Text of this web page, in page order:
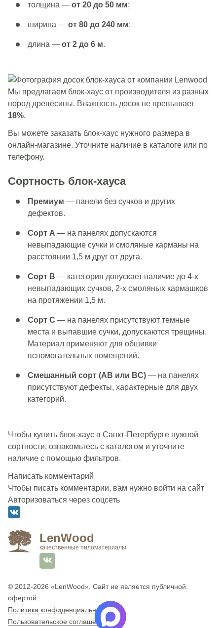
толщина — от 20 до 50 мм;
ширина — от 80 до 240 мм;
длина — от 2 до 6 м.
Мы предлагаем блок-хаус от производителя из разных
пород древесины. Влажность досок не превышает
18%.
Вы можете заказать блок-хаус нужного размера в
онлайн-магазине. Уточните наличие в каталоге или по
телефону.
Сортность блок-хауса
Премиум — панели без сучков и других
дефектов.
Сорт A — на панелях допускаются
невыпадающие сучки и смоляные карманы на
расстоянии 1,5 м друг от друга.
Сорт B — категория допускает наличие до 4-х
невыпадающих сучков, 2-х смоляных кармашков
на протяжении 1,5 м.
Сорт C — на панелях присутствуют темные
места и выпавшие сучки, допускаются трещины.
Материал применяют для обшивки
вспомогательных помещений.
Смешанный сорт (AB или BC) — на панелях
присутствуют дефекты, характерные для двух
категорий.
Чтобы купить блок-хаус в Санкт-Петербурге нужной
сортности, ознакомьтесь с каталогом и уточните
наличие с помощью фильтров.
Написать комментарий
Чтобы писать комментарии, вам нужно войти на сайт
Авторизоваться через соцсеть
LenWood
качественные пиломатериалы
© 2012-2026 «LenWood» . Сайт не является публичной
офертой.
Политика конфиденциальности
Пользовательское соглашение